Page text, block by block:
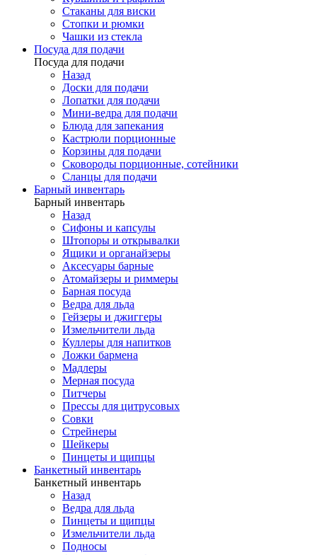
Стаканы для виски
Стопки и рюмки
Чашки из стекла
Посуда для подачи
Посуда для подачи
Назад
Доски для подачи
Лопатки для подачи
Мини-ведра для подачи
Блюда для запекания
Кастрюли порционные
Корзины для подачи
Сковороды порционные, сотейники
Сланцы для подачи
Барный инвентарь
Барный инвентарь
Назад
Сифоны и капсулы
Штопоры и открывалки
Ящики и органайзеры
Аксесуары барные
Атомайзеры и риммеры
Барная посуда
Ведра для льда
Гейзеры и джиггеры
Измельчители льда
Куллеры для напитков
Ложки бармена
Мадлеры
Мерная посуда
Питчеры
Прессы для цитрусовых
Совки
Стрейнеры
Шейкеры
Пинцеты и щипцы
Банкетный инвентарь
Банкетный инвентарь
Назад
Ведра для льда
Пинцеты и щипцы
Измельчители льда
Подносы